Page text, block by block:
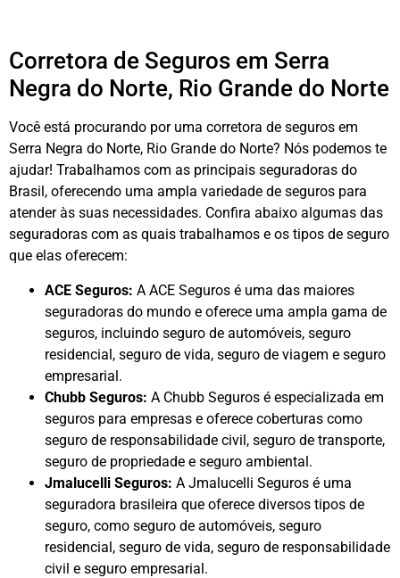
Corretora de Seguros em Serra
Negra do Norte, Rio Grande do Norte
Você está procurando por uma corretora de seguros em
Serra Negra do Norte, Rio Grande do Norte? Nós podemos te
ajudar! Trabalhamos com as principais seguradoras do
Brasil, oferecendo uma ampla variedade de seguros para
atender às suas necessidades. Confira abaixo algumas das
seguradoras com as quais trabalhamos e os tipos de seguro
que elas oferecem:
ACE Seguros: A ACE Seguros é uma das maiores
seguradoras do mundo e oferece uma ampla gama de
seguros, incluindo seguro de automóveis, seguro
residencial, seguro de vida, seguro de viagem e seguro
empresarial.
Chubb Seguros: A Chubb Seguros é especializada em
seguros para empresas e oferece coberturas como
seguro de responsabilidade civil, seguro de transporte,
seguro de propriedade e seguro ambiental.
Jmalucelli Seguros: A Jmalucelli Seguros é uma
seguradora brasileira que oferece diversos tipos de
seguro, como seguro de automóveis, seguro
residencial, seguro de vida, seguro de responsabilidade
civil e seguro empresarial.